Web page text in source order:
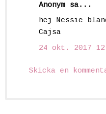
Anonym sa...
hej Nessie
Cajsa
24 okt. 2017
Skicka en